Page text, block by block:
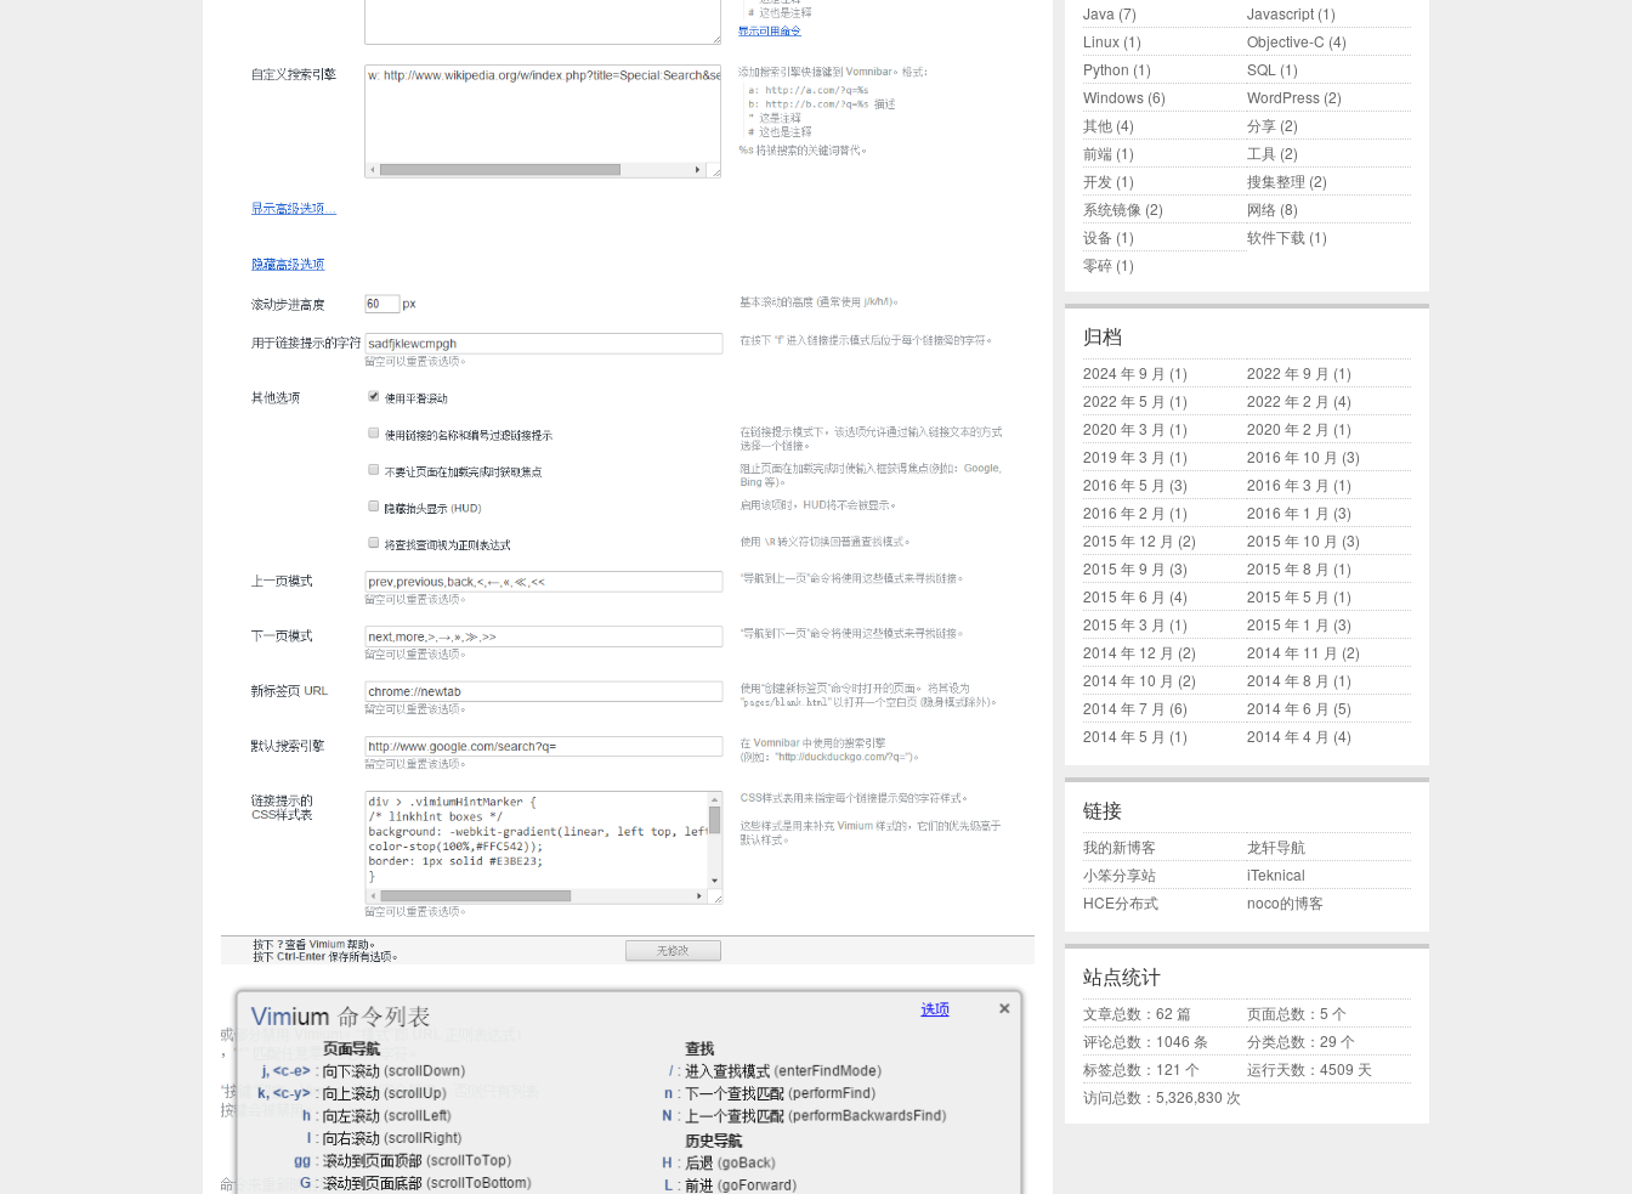
Java (7) Javascript (1)
Linux (1) Objective-C (4)
Python (1) SQL (1)
Windows (6) WordPress (2)
其他 (4) 分享 (2)
前端 (1) 工具 (2)
开发 (1) 搜集整理 (2)
系统镜像 (2) 网络 (8)
设备 (1) 软件下载 (1)
零碎 (1)
归档
2024 年 9 月 (1) 2022 年 9 月 (1)
2022 年 5 月 (1) 2022 年 2 月 (4)
2020 年 3 月 (1) 2020 年 2 月 (1)
2019 年 3 月 (1) 2016 年 10 月 (3)
2016 年 5 月 (3) 2016 年 3 月 (1)
2016 年 2 月 (1) 2016 年 1 月 (3)
2015 年 12 月 (2) 2015 年 10 月 (3)
2015 年 9 月 (3) 2015 年 8 月 (1)
2015 年 6 月 (4) 2015 年 5 月 (1)
2015 年 3 月 (1) 2015 年 1 月 (3)
2014 年 12 月 (2) 2014 年 11 月 (2)
2014 年 10 月 (2) 2014 年 8 月 (1)
2014 年 7 月 (6) 2014 年 6 月 (5)
2014 年 5 月 (1) 2014 年 4 月 (4)
链接
我的新博客
龙轩导航
小笨分享站
iTeknical
HCE分布式
noco的博客
站点统计
文章总数：62 篇
页面总数：5 个
评论总数：1046 条
分类总数：29 个
标签总数：121 个
运行天数：4509 天
访问总数：5,326,830 次